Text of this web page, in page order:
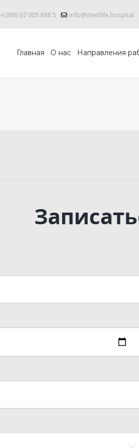
+(380) 67 005 888 5 info@medlife.hospital
Главная О нас Направления